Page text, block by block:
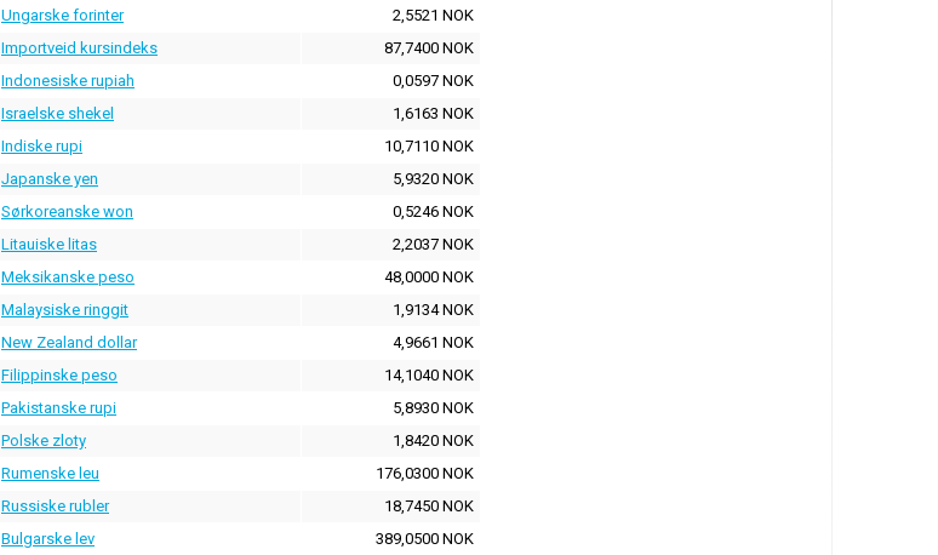
Ungarske forinter
2,5521 NOK
Importveid kursindeks
87,7400 NOK
Indonesiske rupiah
0,0597 NOK
Israelske shekel
1,6163 NOK
Indiske rupi
10,7110 NOK
Japanske yen
5,9320 NOK
Sørkoreanske won
0,5246 NOK
Litauiske litas
2,2037 NOK
Meksikanske peso
48,0000 NOK
Malaysiske ringgit
1,9134 NOK
New Zealand dollar
4,9661 NOK
Filippinske peso
14,1040 NOK
Pakistanske rupi
5,8930 NOK
Polske zloty
1,8420 NOK
Rumenske leu
176,0300 NOK
Russiske rubler
18,7450 NOK
Bulgarske lev
389,0500 NOK